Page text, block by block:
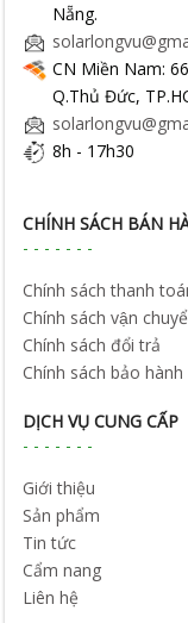
Nẵng.
CN Miền Nam:
Q.Thủ Đức,
8h - 17h30
CHÍNH SÁCH BÁN
Chính sách thanh
Chính sách vận
Chính sách đổi trả
Chính sách bảo hành
DỊCH VỤ CUNG CẤP
Giới thiệu
Sản phẩm
Tin tức
Cẩm nang
Liên hệ